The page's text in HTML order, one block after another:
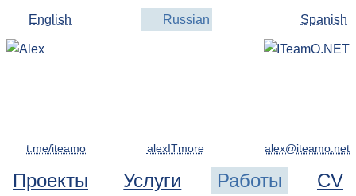
English Russian Spanish
Проекты Услуги Работы CV
t.me/iteamo alexITmore